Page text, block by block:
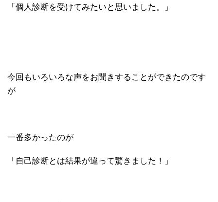
「個人診断を受けてみたいと思いました。」
今回もいろいろな声をお聞きすることができたのです
が
一番多かったのが
「自己診断とは結果が違って驚きました！」